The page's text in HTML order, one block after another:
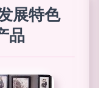
展特色
品